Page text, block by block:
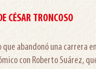
CÉSAR TRONCOSO
abandonó una carrera
con Roberto Suárez,